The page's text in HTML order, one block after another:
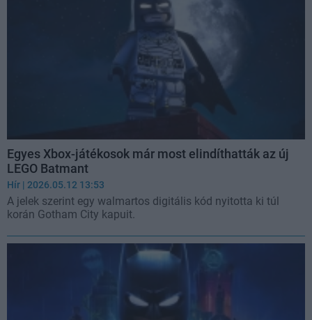
Egyes Xbox-játékosok már most elindíthatták az új
LEGO Batmant
Hír | 2026.05.12 13:53
A jelek szerint egy walmartos digitális kód nyitotta ki túl
korán Gotham City kapuit.